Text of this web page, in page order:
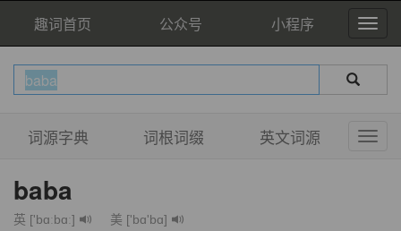
趣词首页 公众号 小程序
词源字典 词根词缀 英文词源
baba
英 ['bɑːbɑː] 美 ['bɑ'bɑ]